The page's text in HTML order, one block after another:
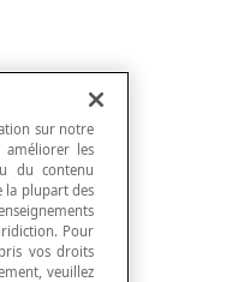
sur notre
améliorer les
du contenu
la plupart des
Pour
vos droits
veuillez